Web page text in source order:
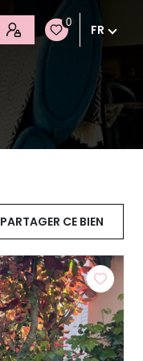
0 FR
PARTAGER CE BIEN